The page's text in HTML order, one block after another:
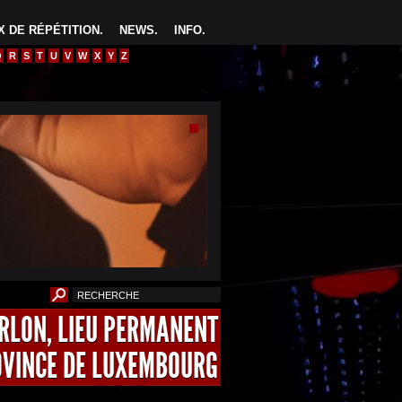
INFO.
NEWS.
DE RÉPÉTITION.
R S T U V W X Y Z
LIEU PERMANENT
DE LUXEMBOURG